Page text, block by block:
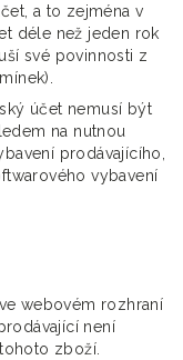
a to zejména v
déle než jeden rok
své povinnosti z
účet nemusí být
na nutnou
prodávajícího,
vybavení
webovém rozhraní
není
zboží.